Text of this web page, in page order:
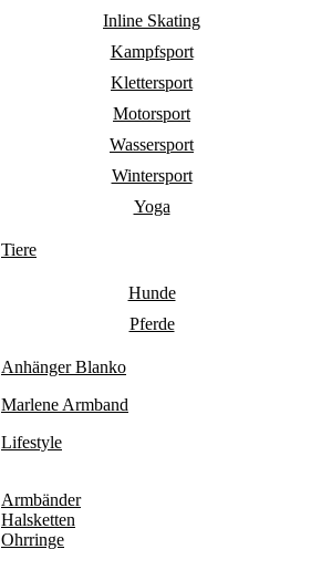
Inline Skating
Kampfsport
Klettersport
Motorsport
Wassersport
Wintersport
Yoga
Tiere
Hunde
Pferde
Anhänger Blanko
Marlene Armband
Lifestyle
Armbänder
Halsketten
Ohrringe